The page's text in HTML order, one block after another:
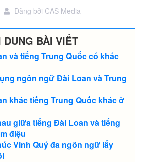
Đăng bởi CAS Media
DUNG BÀI VIẾT
và tiếng Trung Quốc có khác
ngôn ngữ Đài Loan và Trung
khác tiếng Trung Quốc khác ở
giữa tiếng Đài Loan và tiếng
điệu
Vinh Quý đa ngôn ngữ lấy